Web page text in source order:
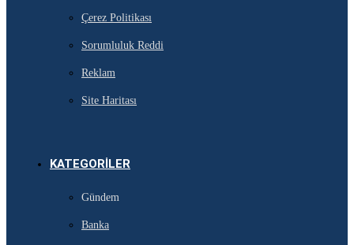
Çerez Politikası
Sorumluluk Reddi
Reklam
Site Haritası
KATEGORILER
Gündem
Banka